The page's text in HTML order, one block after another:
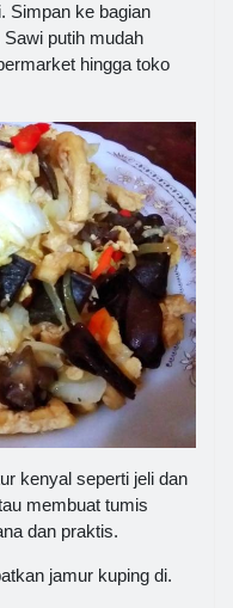
Simpan ke bagian
putih mudah
hingga toko
kenyal seperti jeli dan
membuat tumis
dan praktis.
jamur kuping di.